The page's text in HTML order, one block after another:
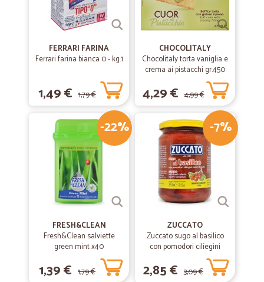
FERRARI FARINA
Ferrari farina bianca 0 - kg.1
1,49 € 1,79 €
CHOCOLITALY
Chocolitaly torta vaniglia e
crema ai pistacchi gr.450
4,29 € 4,99 €
-22%
FRESH&CLEAN
Fresh&Clean salviette
green mint x40
1,39 € 1,79 €
-7%
ZUCCATO
Zuccato sugo al basilico
con pomodori ciliegini
interi freschi gr.370
2,85 € 3,09 €